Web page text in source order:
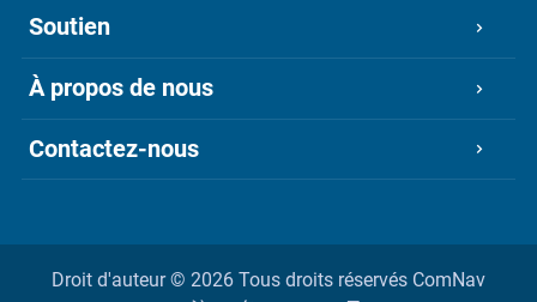
Soutien
À propos de nous
Contactez-nous
Droit d'auteur © 2026 Tous droits réservés ComNav